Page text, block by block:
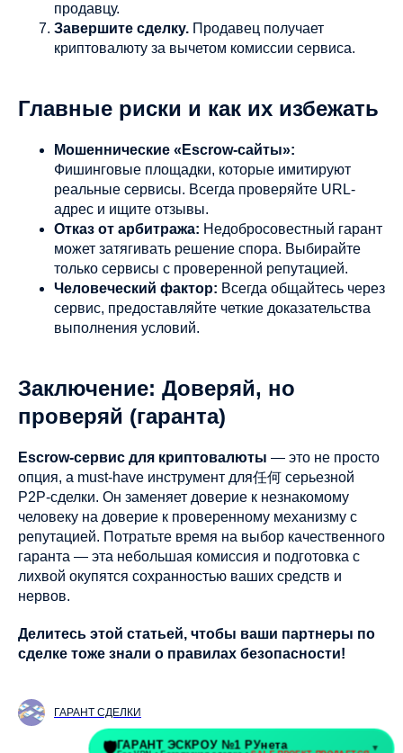
продавцу.
Завершите сделку. Продавец получает
криптовалюту за вычетом комиссии сервиса.
Главные риски и как их избежать
Мошеннические «Escrow-сайты»:
Фишинговые площадки, которые имитируют
реальные сервисы. Всегда проверяйте URL-
адрес и ищите отзывы.
Отказ от арбитража: Недобросовестный гарант
может затягивать решение спора. Выбирайте
только сервисы с проверенной репутацией.
Человеческий фактор: Всегда общайтесь через
сервис, предоставляйте четкие доказательства
выполнения условий.
Заключение: Доверяй, но
проверяй (гаранта)
Escrow-сервис для криптовалюты — это не просто
опция, а must-have инструмент для任何 серьезной
P2P-сделки. Он заменяет доверие к незнакомому
человеку на доверие к проверенному механизму с
репутацией. Потратьте время на выбор качественного
гаранта — эта небольшая комиссия и подготовка с
лихвой окупятся сохранностью ваших средств и
нервов.
Делитесь этой статьей, чтобы ваши партнеры по
сделке тоже знали о правилах безопасности!
ГАРАНТ СДЕЛКИ